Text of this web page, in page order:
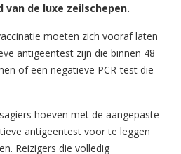
de luxe zeilschepen.
moeten zich vooraf laten
antigeentest zijn die binnen 48
of een negatieve PCR-test die
hoeven met de aangepaste
antigeentest voor te leggen
Reizigers die volledig